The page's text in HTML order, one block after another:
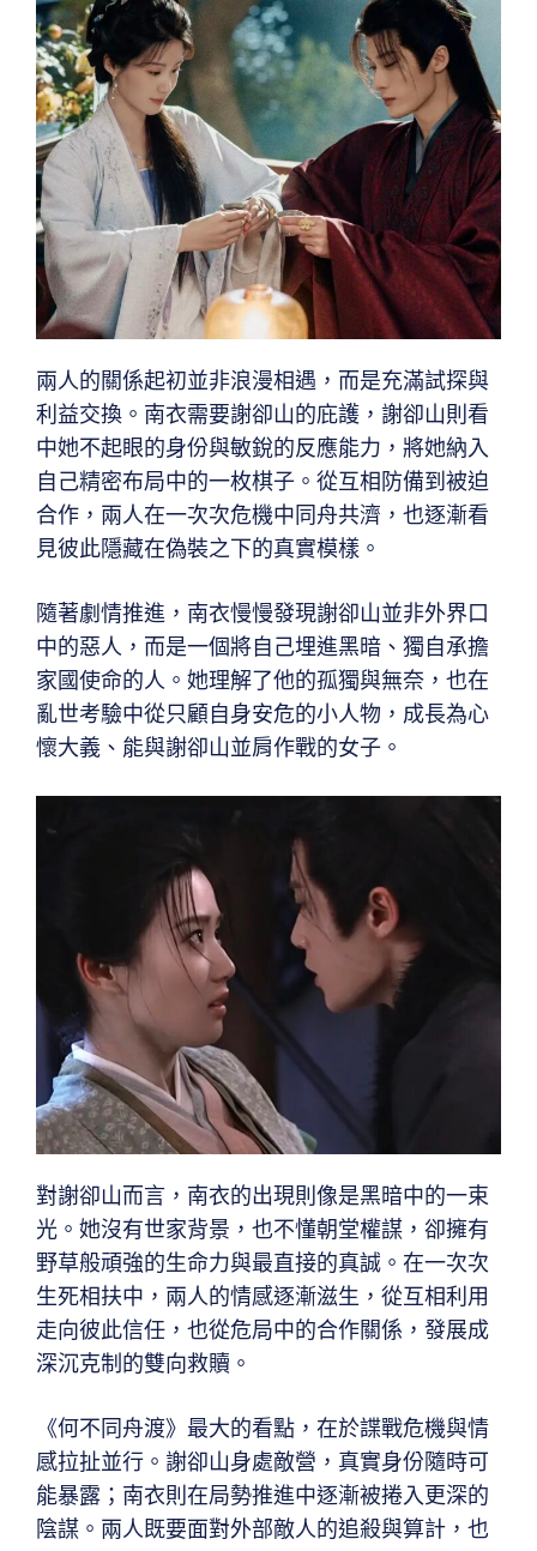
兩人的關係起初並非浪漫相遇，而是充滿試探與
利益交換。南衣需要謝卻山的庇護，謝卻山則看
中她不起眼的身份與敏銳的反應能力，將她納入
自己精密布局中的一枚棋子。從互相防備到被迫
合作，兩人在一次次危機中同舟共濟，也逐漸看
見彼此隱藏在偽裝之下的真實模樣。
隨著劇情推進，南衣慢慢發現謝卻山並非外界口
中的惡人，而是一個將自己埋進黑暗、獨自承擔
家國使命的人。她理解了他的孤獨與無奈，也在
亂世考驗中從只顧自身安危的小人物，成長為心
懷大義、能與謝卻山並肩作戰的女子。
對謝卻山而言，南衣的出現則像是黑暗中的一束
光。她沒有世家背景，也不懂朝堂權謀，卻擁有
野草般頑強的生命力與最直接的真誠。在一次次
生死相扶中，兩人的情感逐漸滋生，從互相利用
走向彼此信任，也從危局中的合作關係，發展成
深沉克制的雙向救贖。
《何不同舟渡》最大的看點，在於諜戰危機與情
感拉扯並行。謝卻山身處敵營，真實身份隨時可
能暴露；南衣則在局勢推進中逐漸被捲入更深的
陰謀。兩人既要面對外部敵人的追殺與算計，也